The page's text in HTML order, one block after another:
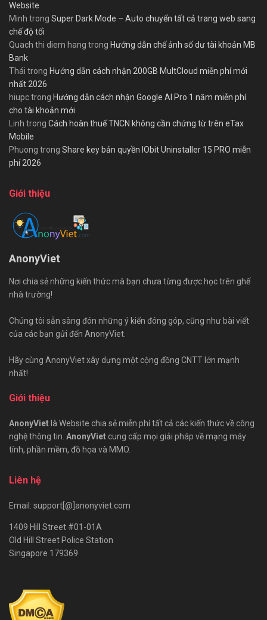
Website
Minh trong Super Dark Mode – Auto chuyển tất cả trang web sang
chế độ tối
Quach thi diem hang trong Hướng dẫn chế ảnh số dư tài khoản MB
Bank
Thái trong Hướng dẫn cách nhận 200GB MultCloud miễn phí mới
nhất 2026
hiupctrong Hướng dẫn cách nhận Google AI Pro 1 năm miễn phí
cho tài khoản mới
Linh trong Cách hoàn thuế TNCN không cần chứng từ trên eTax
Mobile
Phuong trong Share key bản quyền IObit Uninstaller 15 PRO miễn
phí 2026
Giới thiệu
AnonyViet
Nơi chia sẻ những kiến thức mà bạn chưa từng được học trên ghế
nhà trường!
Chúng tôi sẵn sàng đón những ý kiến đóng góp, cũng như bài viết
của các bạn gửi đến AnonyViet.
Hãy cùng AnonyViet xây dựng một cộng đồng CNTT lớn mạnh
nhất!
Giới thiệu
AnonyViet là Website chia sẻ miễn phí tất cả các kiến thức về công
nghệ thông tin. AnonyViet cung cấp mọi giải pháp về mạng máy
tính, phần mềm, đồ họa và MMO.
Liên hệ
Email: support[@]anonyviet.com
1409 Hill Street #01-01A
Old Hill Street Police Station
Singapore 179369